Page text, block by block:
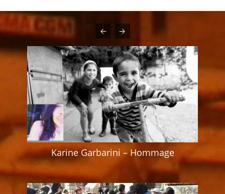
Karine Garbarini – Hommage